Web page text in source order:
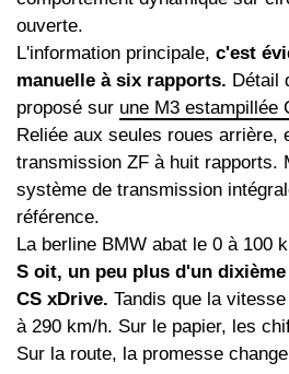
ouverte.
L'information principale, c'est
manuelle à six rapports. Détail
proposé sur une M3 estampillée
Reliée aux seules roues arrière,
transmission ZF à huit rapports.
système de transmission
référence.
La berline BMW abat le 0 à 100
S oit, un peu plus d'un
CS xDrive. Tandis que la
à 290 km/h. Sur le papier, les
Sur la route, la promesse